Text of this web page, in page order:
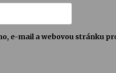
e-mail a webovou stránku